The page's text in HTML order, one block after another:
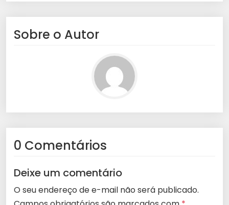
Sobre o Autor
0 Comentários
Deixe um comentário
O seu endereço de e-mail não será publicado.